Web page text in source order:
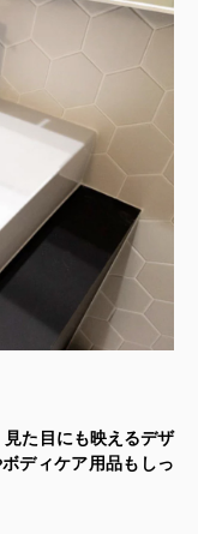
た目にも映えるデザ
ディケア用品もしっ